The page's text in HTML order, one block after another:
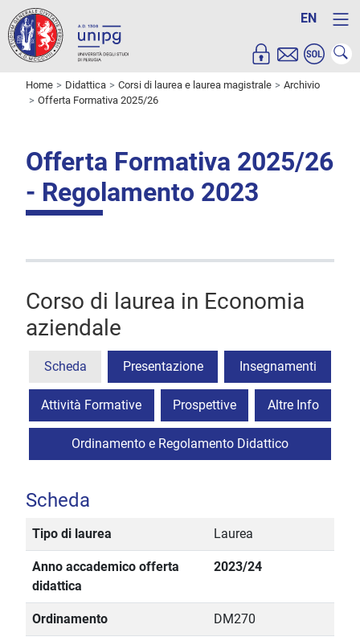
EN
Home Didattica Corsi di laurea e laurea magistrale
Archivio
Offerta Formativa 2025/26
Offerta Formativa 2025/26
- Regolamento 2023
Corso di laurea in Economia
aziendale
Scheda Presentazione Insegnamenti
Attività Formative Prospettive Altre Info
Ordinamento e Regolamento Didattico
Scheda
Tipo di laurea Laurea
Anno accademico offerta
didattica
2023/24
Ordinamento DM270